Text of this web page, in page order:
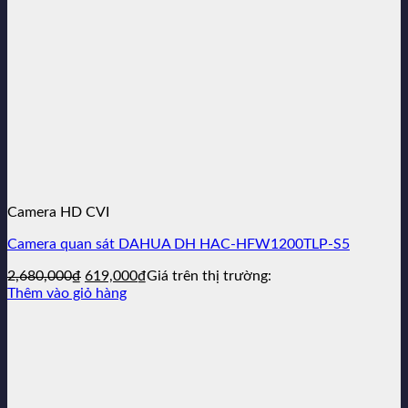
Camera HD CVI
Camera quan sát DAHUA DH HAC-HFW1200TLP-S5
2,680,000₫ Giá
gốc
619,000₫Giá
Giá trên thị trường:
Thêm vào giỏ hàng